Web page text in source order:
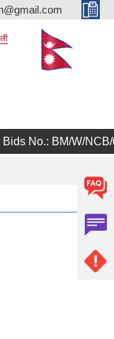
No.: BM/W/NCB/